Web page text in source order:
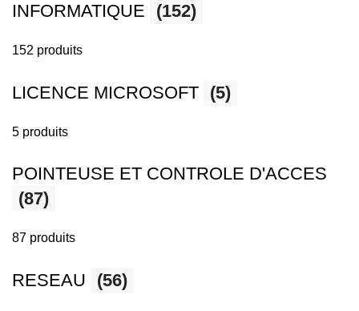
INFORMATIQUE (152)
152 produits
LICENCE MICROSOFT (5)
5 produits
POINTEUSE ET CONTROLE D'ACCES
(87)
87 produits
RESEAU (56)